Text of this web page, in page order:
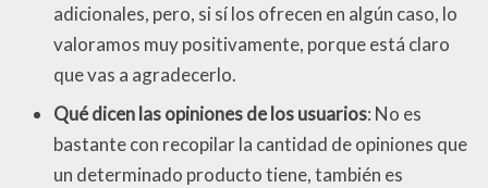
adicionales, pero, si sí los ofrecen en algún caso, lo
valoramos muy positivamente, porque está claro
que vas a agradecerlo.
Qué dicen las opiniones de los usuarios: No es
bastante con recopilar la cantidad de opiniones que
un determinado producto tiene, también es